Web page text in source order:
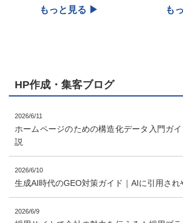
HP作成・集客ブログ
2026/6/11
ホームページのための構造化データ入門ガ
説
2026/6/10
生成AI時代のGEO対策ガイド｜AIに引用さ
2026/6/9